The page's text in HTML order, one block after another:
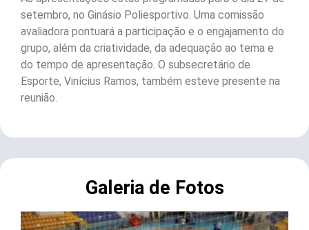
setembro, no Ginásio Poliesportivo. Uma comissão
avaliadora pontuará a participação e o engajamento do
grupo, além da criatividade, da adequação ao tema e
do tempo de apresentação. O subsecretário de
Esporte, Vinícius Ramos, também esteve presente na
reunião.
Galeria de Fotos